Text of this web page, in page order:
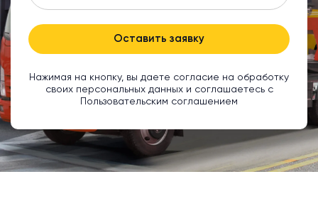
Оставить заявку
Нажимая на кнопку, вы даете согласие на обработку
своих персональных данных и соглашаетесь с
Пользовательским соглашением